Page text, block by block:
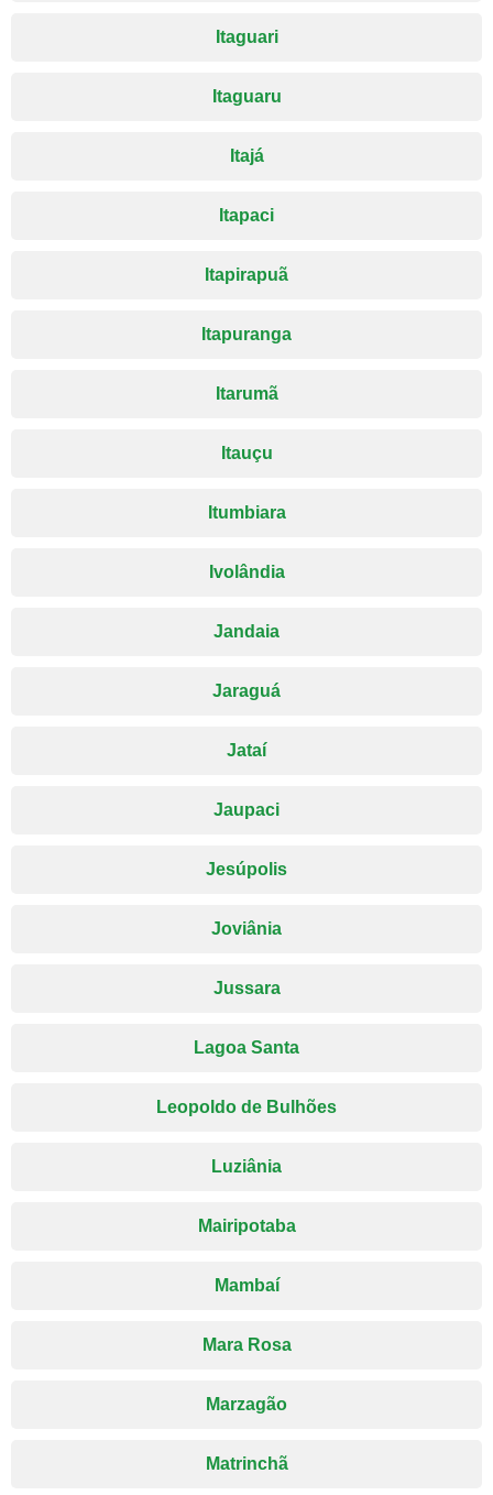
Itaguari
Itaguaru
Itajá
Itapaci
Itapirapuã
Itapuranga
Itarumã
Itauçu
Itumbiara
Ivolândia
Jandaia
Jaraguá
Jataí
Jaupaci
Jesúpolis
Joviânia
Jussara
Lagoa Santa
Leopoldo de Bulhões
Luziânia
Mairipotaba
Mambaí
Mara Rosa
Marzagão
Matrinchã